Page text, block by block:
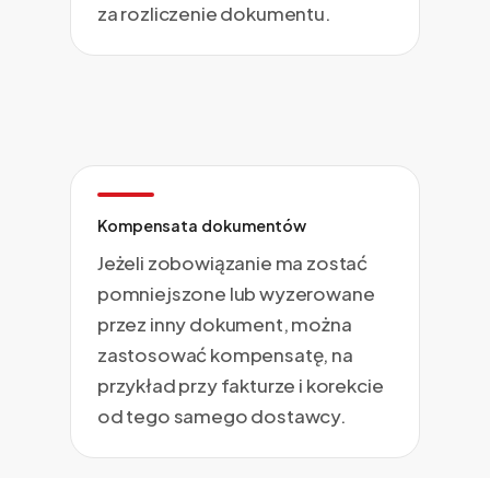
za rozliczenie dokumentu.
Kompensata dokumentów
Jeżeli zobowiązanie ma zostać
pomniejszone lub wyzerowane
przez inny dokument, można
zastosować kompensatę, na
przykład przy fakturze i korekcie
od tego samego dostawcy.